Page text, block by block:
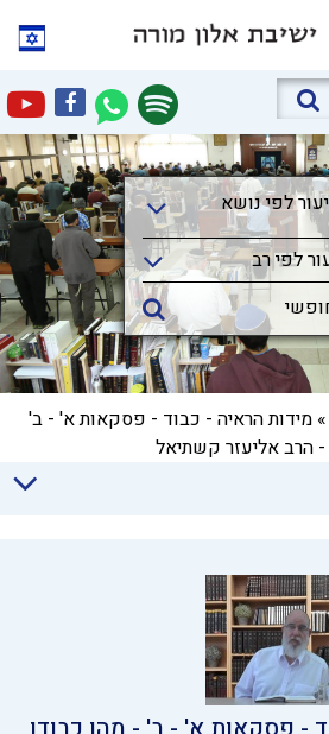
לפי נושא
לפי נושא
לפי רב
» מידות הראיה - כבוד - פסקאות א' - ב'
הרב אליעזר קשתיאל